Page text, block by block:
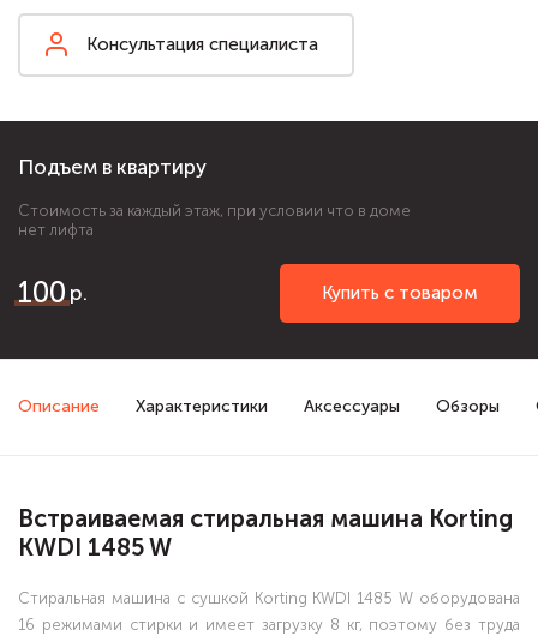
Консультация специалиста
Подъем в квартиру
Стоимость за каждый этаж, при условии что в доме
нет лифта
100 Купить с товаром
Описание Характеристики Аксессуары Обзоры
Встраиваемая стиральная машина Korting
KWDI 1485 W
Стиральная машина с сушкой Korting KWDI 1485 W оборудована
16 режимами стирки и имеет загрузку 8 кг, поэтому без труда